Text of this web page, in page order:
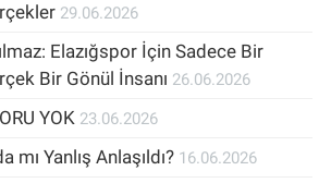
29.06.2026
Elazığspor İçin Sadece Bir
Bir Gönül İnsanı 26.06.2026
YOK 23.06.2026
mı Yanlış Anlaşıldı? 16.06.2026